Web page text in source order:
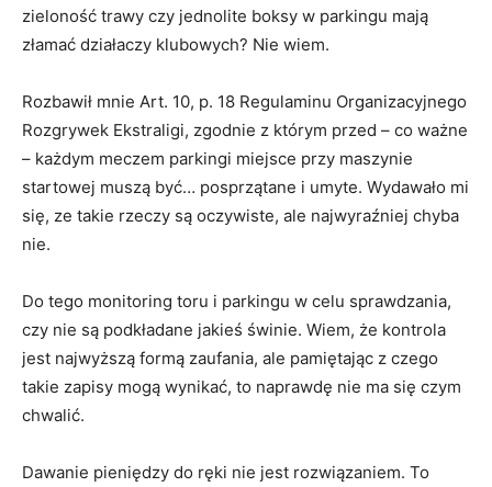
zieloność trawy czy jednolite boksy w parkingu mają
złamać działaczy klubowych? Nie wiem.
Rozbawił mnie Art. 10, p. 18 Regulaminu Organizacyjnego
Rozgrywek Ekstraligi, zgodnie z którym przed – co ważne
– każdym meczem parkingi miejsce przy maszynie
startowej muszą być… posprzątane i umyte. Wydawało mi
się, ze takie rzeczy są oczywiste, ale najwyraźniej chyba
nie.
Do tego monitoring toru i parkingu w celu sprawdzania,
czy nie są podkładane jakieś świnie. Wiem, że kontrola
jest najwyższą formą zaufania, ale pamiętając z czego
takie zapisy mogą wynikać, to naprawdę nie ma się czym
chwalić.
Dawanie pieniędzy do ręki nie jest rozwiązaniem. To